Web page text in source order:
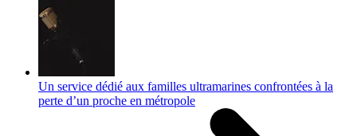
Un service dédié aux familles ultramarines confrontées à la
perte d’un proche en métropole